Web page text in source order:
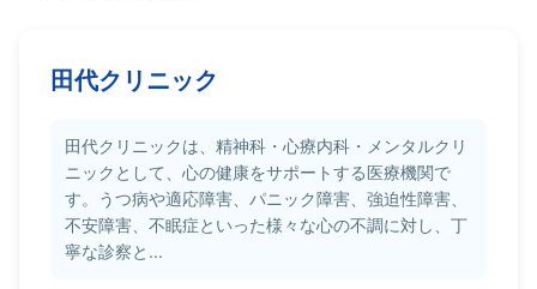
田代クリニック
田代クリニックは、精神科・心療内科・メンタルクリ
ニックとして、心の健康をサポートする医療機関で
す。うつ病や適応障害、パニック障害、強迫性障害、
不安障害、不眠症といった様々な心の不調に対し、丁
寧な診察と...